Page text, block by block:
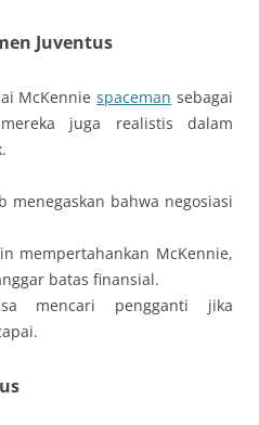
Juventus
McKenniespaceman sebagai
juga realistis dalam
menegaskan bahwa negosiasi
mempertahankan McKennie,
batas finansial.
mencari pengganti jika